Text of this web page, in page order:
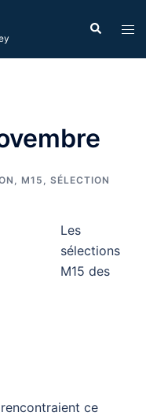
, M15 , SÉLECTION
Les
sélections
M15 des
ce